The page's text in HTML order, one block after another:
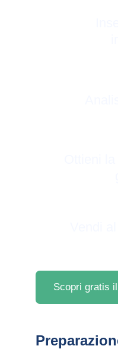
Scopri gratis